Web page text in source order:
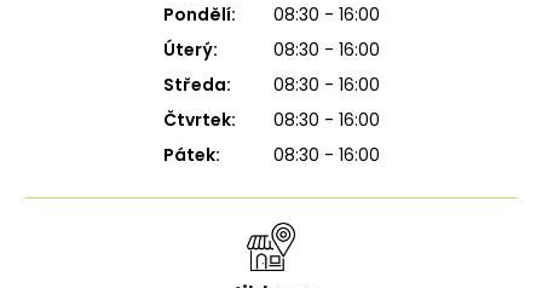
Pondělí:
08:30 - 16:00
Úterý:
08:30 - 16:00
Středa:
08:30 - 16:00
Čtvrtek:
08:30 - 16:00
Pátek:
08:30 - 16:00